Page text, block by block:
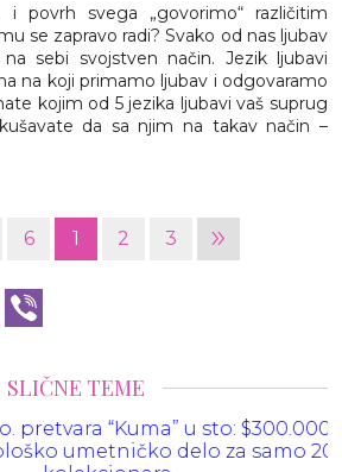
povrh svega „govorimo“ različitim
se zapravo radi? Svako od nas ljubav
na sebi svojstven način. Jezik ljubavi
na koji primamo ljubav i odgovaramo
kojim od 5 jezika ljubavi vaš suprug
da sa njim na takav način –
6 1 2 3 »
Pinterest
SLIČNE TEME